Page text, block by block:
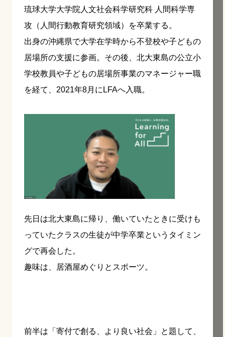
琉球大学大学院人文社会科学研究科 人間科学専
攻（人間行動教育研究領域）を卒業する。
出身の沖縄県で大学在学時から不登校や子どもの
居場所の支援に参画。その後、北大東島の公立小
学校教員や子どもの居場所事業のマネージャー職
を経て、2021年8月にLFAへ入職。
先日は北大東島に帰り、働いていたときに受けも
っていたクラスの生徒が中学卒業というタイミン
グで再会した。
趣味は、居酒屋めぐりとスポーツ。
前半は「寄付で創る、より良い社会」と題して、